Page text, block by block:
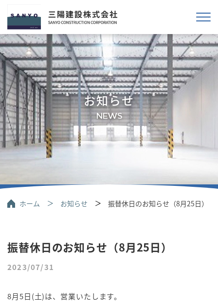
お知らせ
NEWS
ホーム お知らせ 振替休日のお知らせ（8月25日）
振替休日のお知らせ（8月25日）
2023/07/31
8月5日(土)は、営業いたします。